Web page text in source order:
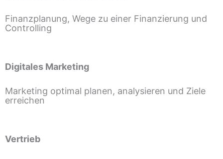
Finanzplanung, Wege zu einer Finanzierung und
Controlling
Digitales Marketing
Marketing optimal planen, analysieren und Ziele
erreichen
Vertrieb